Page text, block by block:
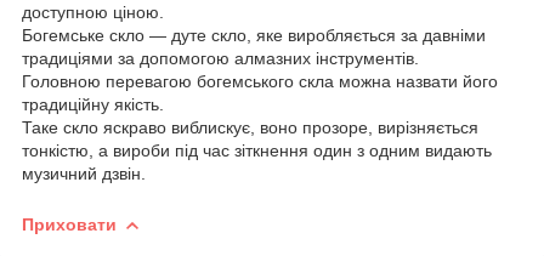
доступною ціною.
Богемське скло — дуте скло, яке виробляється за давніми
традиціями за допомогою алмазних інструментів.
Головною перевагою богемського скла можна назвати його
традиційну якість.
Таке скло яскраво виблискує, воно прозоре, вирізняється
тонкістю, а вироби під час зіткнення один з одним видають
музичний дзвін.
Приховати